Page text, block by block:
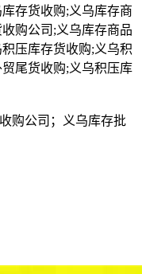
存货收购;义乌库存商
购公司;义乌库存商品
压库存货收购;义乌积
尾货收购;义乌积压库
购公司；义乌库存批